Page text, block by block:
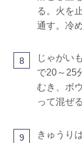
る。火を
通す。冷
8
じゃがい
で20～25
むき、ボ
って混ぜる
9
きゅうり